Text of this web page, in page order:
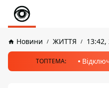
Новини ЖИТТЯ
ТОПТЕМА: